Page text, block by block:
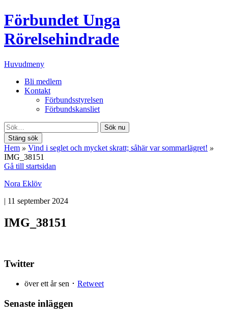
Förbundet Unga
Rörelsehindrade
Huvudmeny
Bli medlem
Kontakt
Förbundsstyrelsen
Förbundskansliet
Sök nu
Stäng sök
Hem » Vind i seglet och mycket skratt; såhär var sommarlägret! »
IMG_38151
Gå till startsidan
Nora Eklöv
| 11 september 2024
IMG_38151
Twitter
över ett år sen ･ Retweet
Senaste inläggen